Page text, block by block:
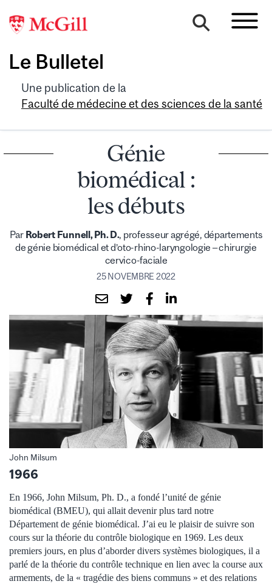
Le Bulletel
Une publication de la
Faculté de médecine et des sciences de la santé
Génie
biomédical :
les débuts
Par Robert Funnell, Ph. D. , professeur agrégé, départements
de génie biomédical et d’oto-rhino-laryngologie – chirurgie
cervico-faciale
25 NOVEMBRE 2022
John Milsum
1966
En 1966, John Milsum, Ph. D., a fondé l’unité de génie
biomédical (BMEU), qui allait devenir plus tard notre
Département de génie biomédical. J’ai eu le plaisir de suivre son
cours sur la théorie du contrôle biologique en 1969. Les deux
premiers jours, en plus d’aborder divers systèmes biologiques, il a
parlé de la théorie du contrôle technique en lien avec la course aux
armements, de la « tragédie des biens communs » et des relations